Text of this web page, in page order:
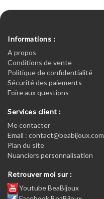
Informations :
A propos
Conditions de vente
Politique de confidentialité
Sécurité des paiements
Foire aux questions
Services client :
Me contacter
Email : contact@beabijoux.com
Plan du site
Nuanciers personnalisation
Retrouver moi sur :
Youtube BeaBijoux